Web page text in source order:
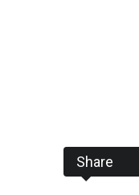
Share